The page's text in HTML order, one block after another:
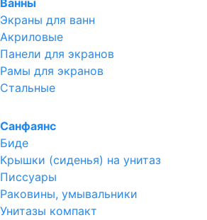
Ванны
Экраны для ванн
Акриловые
Панели для экранов
Рамы для экранов
Стальные
Санфаянс
Биде
Крышки (сиденья) на унитаз
Писсуары
Раковины, умывальники
Унитазы компакт